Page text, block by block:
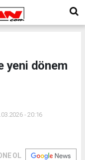
yeni dönem
- 20:16
OL